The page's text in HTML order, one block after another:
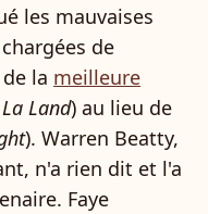
les mauvaises
de
la meilleure
Land) au lieu de
). Warren Beatty,
n'a rien dit et l'a
Faye